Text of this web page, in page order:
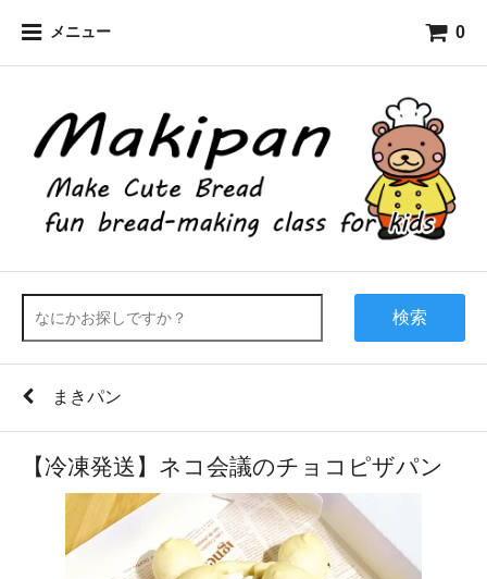
メニュー 0
検索
まきパン
【冷凍発送】ネコ会議のチョコピザパン